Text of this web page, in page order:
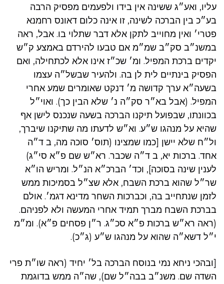
עליו, ואע״ג ששינה אין בידו ולפעמים מפסיק הרבה
בע״כ בין הברכה לשינה, זו אינה כלום דאונס רחמנא
פטרי׳ ואין מחוייב לתקן אלא דבר שתלוי בו. אבל, ראה
במשנ״ב סק״ב שמ״מ אם טבעו להירדם באמצע ק״ש
יקדים ברכת המפיל. ומ׳ שכ״ז אינו אלא לכתחילה, ואם
הפסיק בינתיים לית לן בה. ולהעיר שבשל״ה עצמו
בשעה״א ערך קדושה מ׳ דנקט שאומרים שמע אחרי
המפיל. (אבל בא״ר סק״ה נ׳ שלא הבין כך). ואוי״ל
בכוונתו, שבפועל תיקנו הברכה בשעה שנכנס לישן אף
שהיא על מנהגו ש״ע. וא״ש לדעתו מה שתיקנו שיברך,
ול״ח שלא יישן [כמו שמצינו (תוס׳ סוכה מה, ב ד״ה
אחד. ברכות יא, ב ד״ה שכבר. רא״ש שם פ״א סי״ג)
לענין שינה בסוכה], וכד׳ הברכ״א הנ״ל. ומריש הו״א
שר״ל שהוא ברכת השבח, אלא שצ״ל בסמיכות ממש
לזמן שנתחייב בה, וכברכות השחר מדינא דגמ׳. אולם
בברכת השבח מברך תמיד אחרי המעשה ולא לפניהם.
(ראה רא״ש ברכות פ״א סכ״ג. ר״ן פסחים פ״א). ומ״מ
י״ל דשא״ה שהוא על מנהגו ש״ע (ג״כ).
[ובהכי ניחא נמי בנוסח הברכה בל׳ יחיד (ראה שו״ת פרי
השדה שם. משנ״ב בבה״ל שם), שה״ה ממש בדוגמת